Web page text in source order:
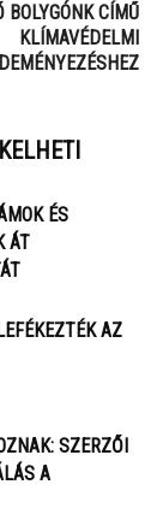
BOLYGÓNK CÍMŰ
KLÍMAVÉDELMI
ÉS
ÁT
AZ
SZERZŐI
A